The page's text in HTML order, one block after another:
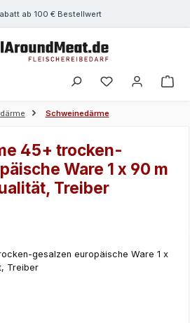
ab 100 € Bestellwert
Schweinedärme
45+ trocken-
Ware 1 x 90 m
Treiber